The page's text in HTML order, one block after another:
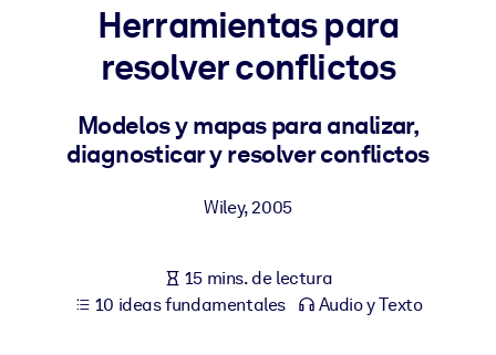
Para LMS/LXP
Integre conocimientos verificados y breves en su LMS/LXP para
obtener mejores resultados de aprendizaje.
Enriquezca su biblioteca corporativa con conocimientos
Para sistemas de IA
Alimente sus sistemas de IA con conocimientos fiables y
Herramientas para
resolver conflictos
Modelos y mapas para analizar,
diagnosticar y resolver conflictos
Wiley,2005
15 mins. de lectura
10 ideas fundamentales
Audio y Texto